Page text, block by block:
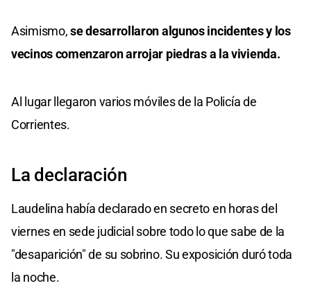
Asimismo,se desarrollaron algunos incidentes y los
vecinos comenzaron arrojar piedras a la vivienda.
Al lugar llegaron varios móviles de la Policía de
Corrientes.
La declaración
Laudelina había declarado en secreto en horas del
viernes en sede judicial sobre todo lo que sabe de la
"desaparición" de su sobrino. Su exposición duró toda
la noche.